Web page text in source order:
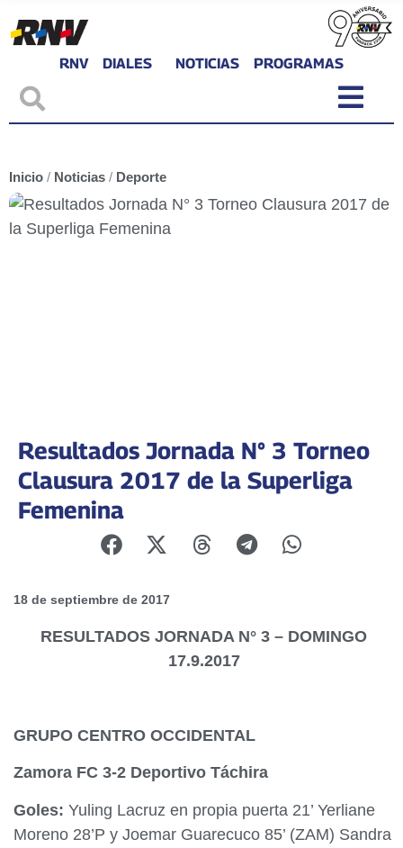
RNV DIALES NOTICIAS PROGRAMAS
Inicio / Noticias / Deporte
Resultados Jornada N° 3 Torneo
Clausura 2017 de la Superliga
Femenina
18 de septiembre de 2017
RESULTADOS JORNADA N° 3 – DOMINGO
17.9.2017
GRUPO CENTRO OCCIDENTAL
Zamora FC 3-2 Deportivo Táchira
Goles: Yuling Lacruz en propia puerta 21’ Yerliane
Moreno 28’P y Joemar Guarecuco 85’ (ZAM) Sandra